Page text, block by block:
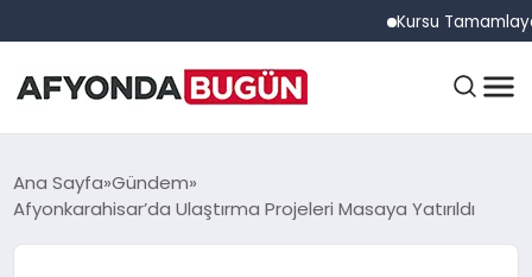
Kursu Tamamlayan
ANASAYFA
Ana Sayfa Gündem
Afyonkarahisar’da Ulaştırma Projeleri Masaya Yatırıldı